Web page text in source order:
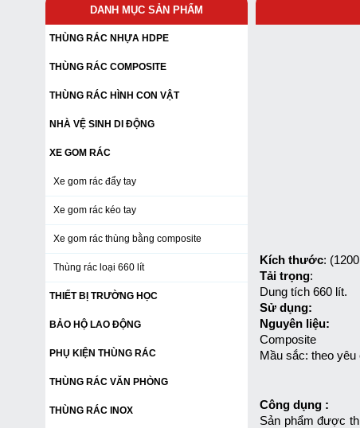
DANH MỤC SẢN PHẨM
THÙNG RÁC NHỰA HDPE
THÙNG RÁC COMPOSITE
THÙNG RÁC HÌNH CON VẬT
NHÀ VỆ SINH DI ĐỘNG
XE GOM RÁC
Xe gom rác đẩy tay
Xe gom rác kéo tay
Xe gom rác thùng bằng composite
Thùng rác loại 660 lít
THIẾT BỊ TRƯỜNG HỌC
BẢO HỘ LAO ĐỘNG
PHỤ KIỆN THÙNG RÁC
THÙNG RÁC VĂN PHÒNG
THÙNG RÁC INOX
Kích thước:
Tải trọng:
Dung tích 660 lít.
Sử dụng:
Nguyên liệu:
Composite
Mầu sắc: theo yêu
Công dụng :
Sản phẩm được